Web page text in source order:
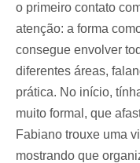
o primeiro contato
atenção: a forma
consegue envolver
diferentes áreas,
prática. No início,
muito formal, que
Fabiano trouxe uma
mostrando que